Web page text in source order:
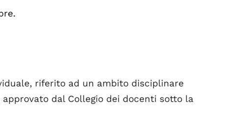
riferito ad un ambito disciplinare
dal Collegio dei docenti sotto la